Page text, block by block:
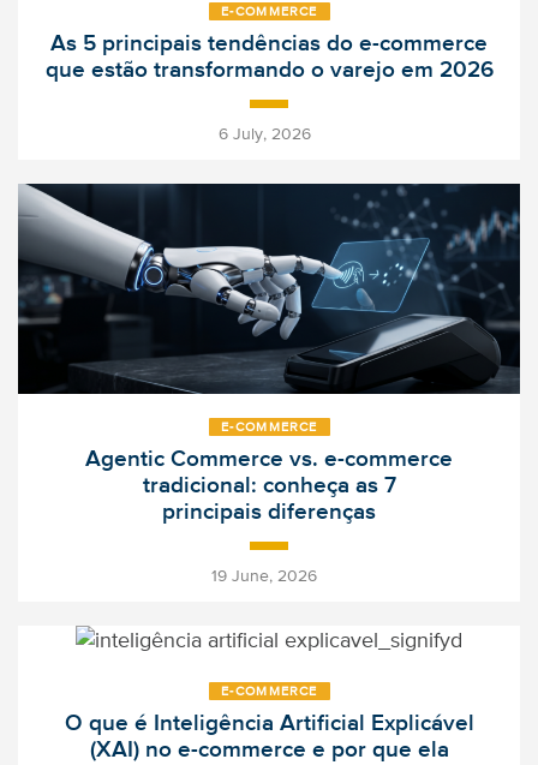
E‑COMMERCE
As 5 principais tendências do e-commerce
que estão transformando o varejo em 2026
-
6 July, 2026
E‑COMMERCE
Agentic Commerce vs. e-commerce
tradicional: conheça as 7
principais diferenças
-
19 June, 2026
E‑COMMERCE
O que é Inteligência Artificial Explicável
(XAI) no e-commerce e por que ela